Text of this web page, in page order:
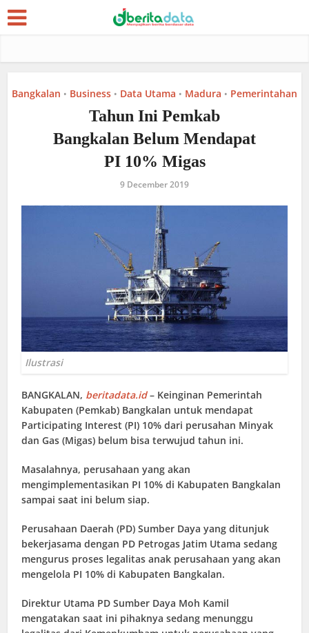
Bangkalan • Business • Data Utama • Madura • Pemerintahan
Tahun Ini Pemkab
Bangkalan Belum Mendapat
PI 10% Migas
9 December 2019
Ilustrasi
BANGKALAN, beritadata.id– Keinginan Pemerintah
Kabupaten (Pemkab) Bangkalan untuk mendapat
Participating Interest (PI) 10% dari perusahan Minyak
dan Gas (Migas) belum bisa terwujud tahun ini.
Masalahnya, perusahaan yang akan
mengimplementasikan PI 10% di Kabupaten Bangkalan
sampai saat ini belum siap.
Perusahaan Daerah (PD) Sumber Daya yang ditunjuk
bekerjasama dengan PD Petrogas Jatim Utama sedang
mengurus proses legalitas anak perusahaan yang akan
mengelola PI 10% di Kabupaten Bangkalan.
Direktur Utama PD Sumber Daya Moh Kamil
mengatakan saat ini pihaknya sedang menunggu